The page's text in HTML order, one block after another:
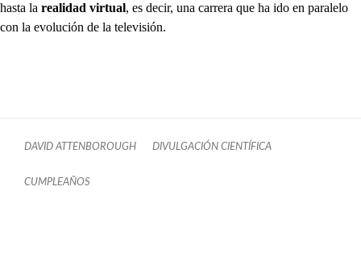
hasta la realidad virtual, es decir, una carrera que ha ido en paralelo
con la evolución de la televisión.
DAVID ATTENBOROUGH DIVULGACIÓN CIENTÍFICA
CUMPLEAÑOS